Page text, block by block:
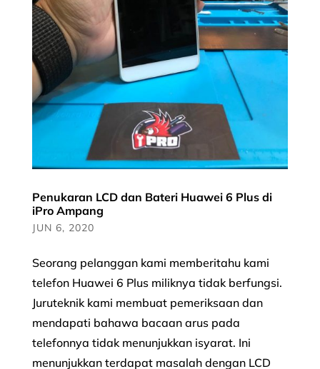
Penukaran LCD dan Bateri Huawei 6 Plus di
iPro Ampang
JUN 6, 2020
Seorang pelanggan kami memberitahu kami
telefon Huawei 6 Plus miliknya tidak berfungsi.
Juruteknik kami membuat pemeriksaan dan
mendapati bahawa bacaan arus pada
telefonnya tidak menunjukkan isyarat. Ini
menunjukkan terdapat masalah dengan LCD